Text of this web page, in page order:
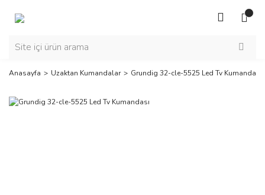
Anasayfa Uzaktan Kumandalar Grundig 32-cle-5525 Led Tv Kumandası